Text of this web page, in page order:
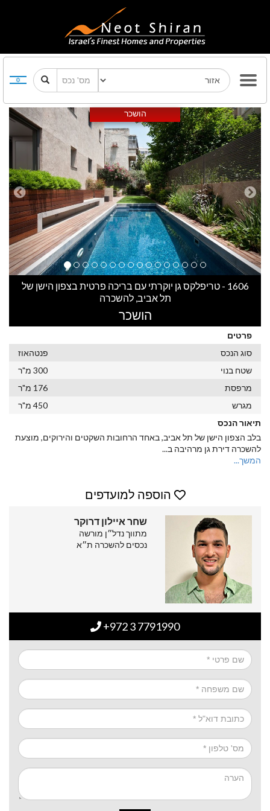
הושכר Previous Next
1606 - טריפלקס גן יוקרתי עם בריכה פרטית בצפון הישן של
תל אביב, להשכרה
הושכר
פרטים
סוג הנכס
פנטהאוז
שטח בנוי
300 מ"ר
מרפסת
176 מ"ר
מגרש
450 מ"ר
תיאור הנכס
בלב הצפון הישן של תל אביב, באחד הרחובות השקטים והירוקים, מוצעת
להשכרה דירת גן מרהיבה ב...
המשך...
הוספה למועדפים
שחר איילון דרוקר
מתווך נדל״ן מורשה
נכסים להשכרה ת״א
+972 3 7791990